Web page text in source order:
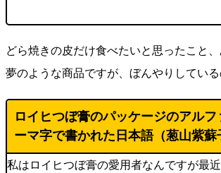
どら焼きの皮だけ食べたいと思ったこと
夢のような商品ですが、ぼんやりしている
ロイヒつぼ膏のパッケージのアルフ
ーマ字で書かれた日本語（葱山紫蘇
私はロイヒつぼ膏の愛用者なんですが最